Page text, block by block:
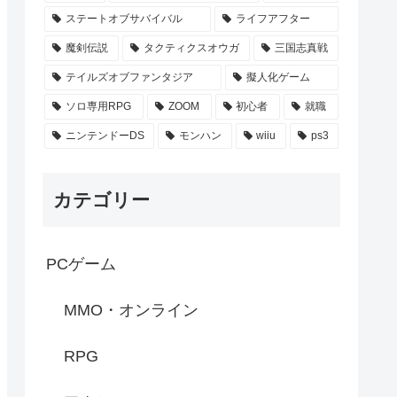
ステートオブサバイバル ライフアフター
魔剣伝説 タクティクスオウガ 三国志真戦
テイルズオブファンタジア 擬人化ゲーム
ソロ専用RPG ZOOM 初心者 就職
ニンテンドーDS モンハン wiiu ps3
カテゴリー
PCゲーム
MMO・オンライン
RPG